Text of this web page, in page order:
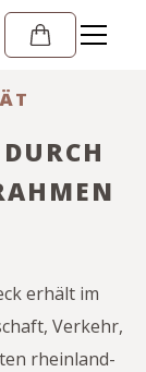
erhält im
Verkehr,
rheinland-